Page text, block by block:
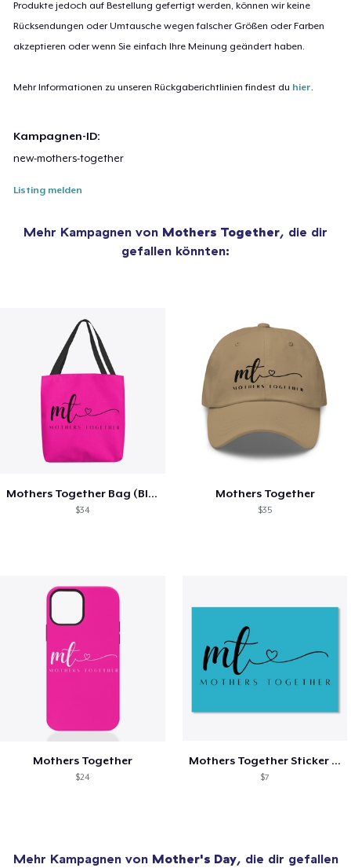
Produkte jedoch auf Bestellung gefertigt werden, können wir keine
Rücksendungen oder Umtausche wegen falscher Größen oder Farben
akzeptieren oder wenn Sie einfach Ihre Meinung geändert haben.
Mehr Informationen zu unseren Rückgaberichtlinien findest du hier
Kampagnen-ID:
new-mothers-together
Listing melden
Mehr Kampagnen von Mothers Together, die dir
gefallen könnten:
Mothers Together Bag (Black Lettering)
$34
Mothers Together
$35
Mothers Together
$24
Mothers Together Sticker (5 colors)
$7
Mehr Kampagnen von Mother's Day, die dir gefallen